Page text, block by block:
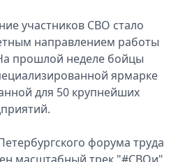
участников СВО стало
направлением работы
прошлой неделе бойцы
ярмарке
для 50 крупнейших
форума труда